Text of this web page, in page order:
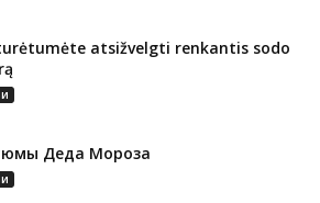
atsižvelgti renkantis sodo
Деда Мороза